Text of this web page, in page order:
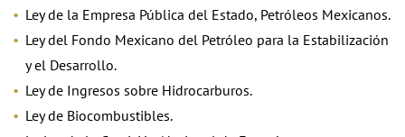
Ley de la Empresa Pública del Estado, Petróleos Mexicanos.
Ley del Fondo Mexicano del Petróleo para la Estabilización
y el Desarrollo.
Ley de Ingresos sobre Hidrocarburos.
Ley de Biocombustibles.